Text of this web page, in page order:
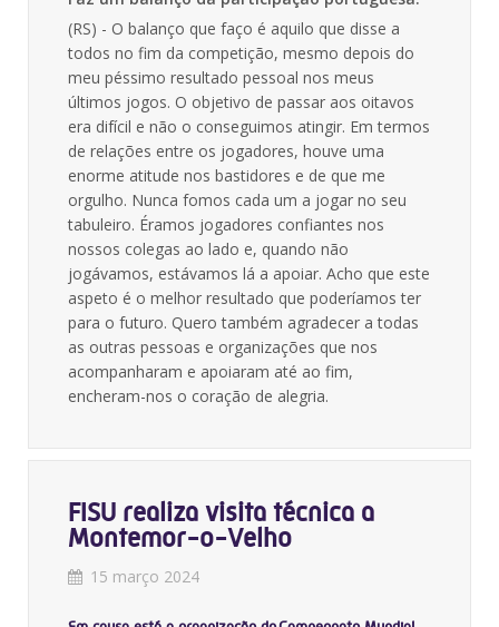
(RS) - O balanço que faço é aquilo que disse a
todos no fim da competição, mesmo depois do
meu péssimo resultado pessoal nos meus
últimos jogos. O objetivo de passar aos oitavos
era difícil e não o conseguimos atingir. Em termos
de relações entre os jogadores, houve uma
enorme atitude nos bastidores e de que me
orgulho. Nunca fomos cada um a jogar no seu
tabuleiro. Éramos jogadores confiantes nos
nossos colegas ao lado e, quando não
jogávamos, estávamos lá a apoiar. Acho que este
aspeto é o melhor resultado que poderíamos ter
para o futuro. Quero também agradecer a todas
as outras pessoas e organizações que nos
acompanharam e apoiaram até ao fim,
encheram-nos o coração de alegria.
FISU realiza visita técnica a
Montemor-o-Velho
15 março 2024